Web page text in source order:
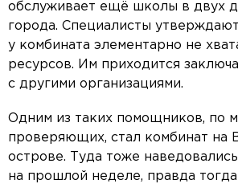
обслуживает ещё школы в двух
города. Специалисты
у комбината элементарно не
ресурсов. Им приходится
с другими организациями.
Одним из таких помощников, по
проверяющих, стал комбинат на
острове. Туда тоже
на прошлой неделе, правда тогда